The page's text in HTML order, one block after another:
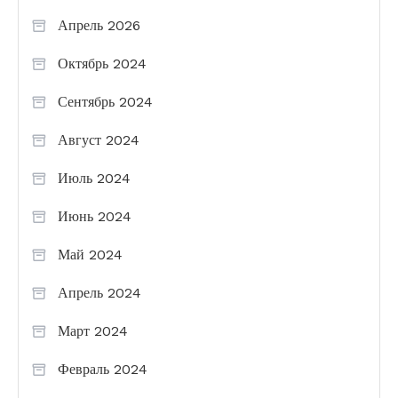
Апрель 2026
Октябрь 2024
Сентябрь 2024
Август 2024
Июль 2024
Июнь 2024
Май 2024
Апрель 2024
Март 2024
Февраль 2024